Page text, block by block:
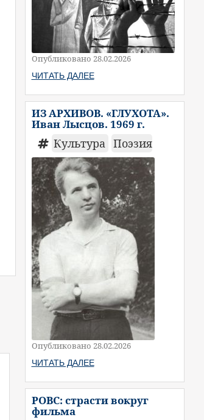
Опубликовано 28.02.2026
ЧИТАТЬ ДАЛЕЕ
ИЗ АРХИВОВ. «ГЛУХОТА».
Иван Лысцов. 1969 г.
Культура Поэзия
Опубликовано 28.02.2026
ЧИТАТЬ ДАЛЕЕ
РОВС: страсти вокруг
фильма